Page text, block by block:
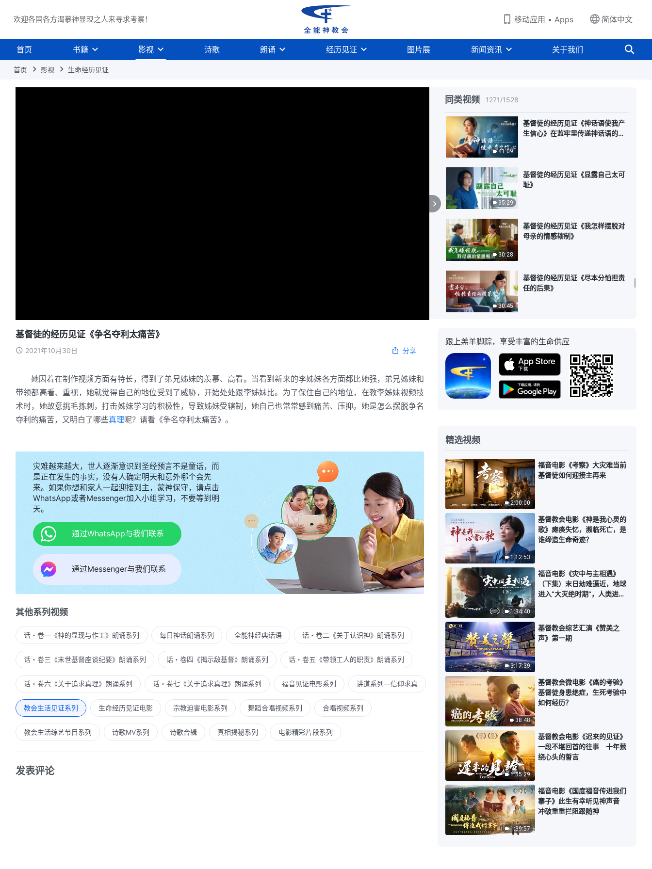
欢迎各国各方渴慕神显现之人来寻求考察！ 移动应用 • Apps 简体中文
首页 书籍 影视 诗歌 朗诵 经历见证 图片展 新闻资讯 关于我们
首页 影视 生命经历见证
同类视频 1271/1528
36:42
基督徒的经历见证《讲情义不能犯
28:49
41:09
基督徒的经历见证《神话语使我产
生信心》在监牢里传递神话语的特
35:29
基督徒的经历见证《显露自己太可
耻》
30:28
基督徒的经历见证《我怎样摆脱对
母亲的情感辖制》
30:45
基督徒的经历见证《尽本分怕担责
任的后果》
33:27
思》
基督徒的经历见证《老好人的背
后》
33:19
39:12
基督徒的经历见证《儿子身患绝症
后》
30:28
基督徒的经历见证《尽本分不是搞
事业》
32:14
基督徒的经历见证《我终于敢写检
举信了》
27:02
基督徒的经历见证《病痛熬炼中的
反思》基督徒在病痛中怎么经历才
能站住见证
32:50
基督徒的经历见证《伪装的痛苦》
31:09
基督徒的经历见证《父亲被教会开
除以后》
33:48
基督徒的经历见证《家庭破裂的背
后》
基督徒的经历见证《争名夺利太痛苦》
2021年10月30日 分享
她因着在制作视频方面有特长，得到了弟兄姊妹的羡慕、高看。当看到新来的李姊妹各方面都比她强，弟兄姊妹和
带领都高看、重视，她就觉得自己的地位受到了威胁，开始处处跟李姊妹比。为了保住自己的地位，在教李姊妹视频技
术时，她故意挑毛拣刺，打击姊妹学习的积极性，导致姊妹受辖制，她自己也常常感到痛苦、压抑。她是怎么摆脱争名
夺利的痛苦，又明白了哪些真理呢？请看《争名夺利太痛苦》。
灾难越来越大，世人逐渐意识到圣经预言不是童话，而
是正在发生的事实，没有人确定明天和意外哪个会先
来。如果你想和家人一起迎接到主，蒙神保守，请点击
WhatsApp或者Messenger加入小组学习，不要等到明
天。
通过WhatsApp与我们联系
通过Messenger与我们联系
其他系列视频
话・卷一《神的显现与作工》朗诵系列 每日神话朗诵系列 全能神经典话语 话・卷二《关于认识神》朗诵系列
话・卷三《末世基督座谈纪要》朗诵系列 话・卷四《揭示敌基督》朗诵系列 话・卷五《带领工人的职责》朗诵系列
话・卷六《关于追求真理》朗诵系列 话・卷七《关于追求真理》朗诵系列 福音见证电影系列 讲道系列—信仰求真
教会生活见证系列 生命经历见证电影 宗教迫害电影系列 舞蹈合唱视频系列 合唱视频系列
教会生活综艺节目系列 诗歌MV系列 诗歌合辑 真相揭秘系列 电影精彩片段系列
发表评论
跟上羔羊脚踪，享受丰富的生命供应
精选视频
2:00:00
福音电影《考察》大灾难当前
基督徒如何迎接主再来
1:12:53
基督教会电影《神是我心灵的
歌》瘫痪失忆，濒临死亡，是
谁缔造生命奇迹？
1:34:40
福音电影《灾中与主相遇》
（下集）末日劫难逼近，地球
进入“大灭绝时期”，人类进入
3:17:39
基督教会综艺汇演《赞美之
声》第一期
38:48
基督教会微电影《癌的考验》
基督徒身患绝症，生死考验中
如何经历？
1:55:29
基督教会电影《迟来的见证》
一段不堪回首的往事 十年萦
绕心头的誓言
1:39:57
福音电影《国度福音传进我们
寨子》此生有幸听见神声音
冲破重重拦阻跟随神